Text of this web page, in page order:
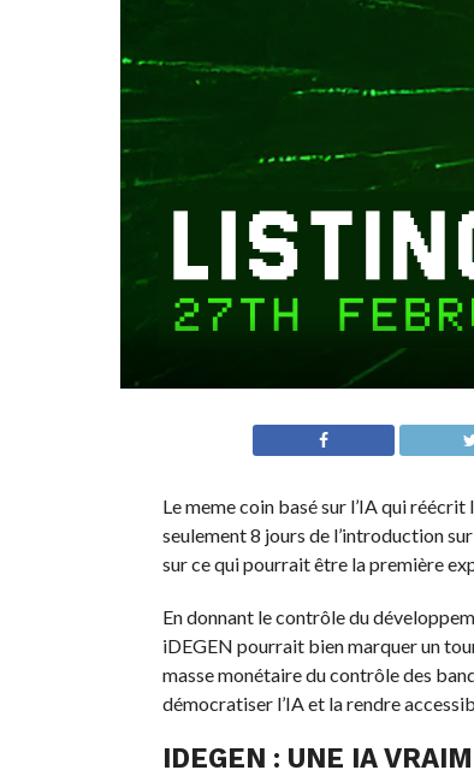
Le meme coin basé sur l’IA qui
seulement 8 jours de l’introduction sur
sur ce qui pourrait être la première
En donnant le contrôle du
iDEGEN pourrait bien marquer un
masse monétaire du contrôle des
démocratiser l’IA et la rendre
IDEGEN : UNE IA